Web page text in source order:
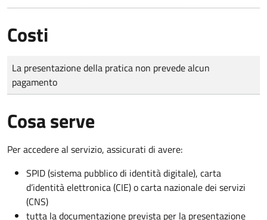
Costi
Tipo di pagamento
Importo
La presentazione della pratica non prevede alcun
pagamento
Cosa serve
Per accedere al servizio, assicurati di avere:
SPID (sistema pubblico di identità digitale), carta
d’identità elettronica (CIE) o carta nazionale dei servizi
(CNS)
tutta la documentazione prevista per la presentazione